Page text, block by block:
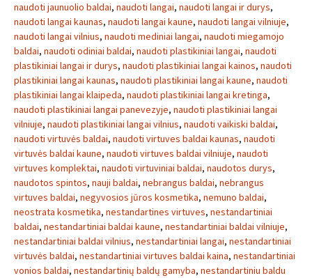
naudoti jaunuolio baldai, naudoti langai, naudoti langai ir durys,
naudoti langai kaunas, naudoti langai kaune, naudoti langai vilniuje,
naudoti langai vilnius, naudoti mediniai langai, naudoti miegamojo
baldai, naudoti odiniai baldai, naudoti plastikiniai langai, naudoti
plastikiniai langai ir durys, naudoti plastikiniai langai kainos, naudoti
plastikiniai langai kaunas, naudoti plastikiniai langai kaune, naudoti
plastikiniai langai klaipeda, naudoti plastikiniai langai kretinga,
naudoti plastikiniai langai panevezyje, naudoti plastikiniai langai
vilniuje, naudoti plastikiniai langai vilnius, naudoti vaikiski baldai,
naudoti virtuvės baldai, naudoti virtuves baldai kaunas, naudoti
virtuvės baldai kaune, naudoti virtuves baldai vilniuje, naudoti
virtuves komplektai, naudoti virtuviniai baldai, naudotos durys,
naudotos spintos, nauji baldai, nebrangus baldai, nebrangus
virtuves baldai, negyvosios jūros kosmetika, nemuno baldai,
neostrata kosmetika, nestandartines virtuves, nestandartiniai
baldai, nestandartiniai baldai kaune, nestandartiniai baldai vilniuje,
nestandartiniai baldai vilnius, nestandartiniai langai, nestandartiniai
virtuvės baldai, nestandartiniai virtuves baldai kaina, nestandartiniai
vonios baldai, nestandartinių baldų gamyba, nestandartiniu baldu